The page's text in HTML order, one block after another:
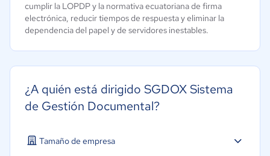
cumplir la LOPDP y la normativa ecuatoriana de firma
electrónica, reducir tiempos de respuesta y eliminar la
dependencia del papel y de servidores inestables.
¿A quién está dirigido SGDOX Sistema
de Gestión Documental?
Tamaño de empresa